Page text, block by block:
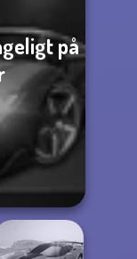
på